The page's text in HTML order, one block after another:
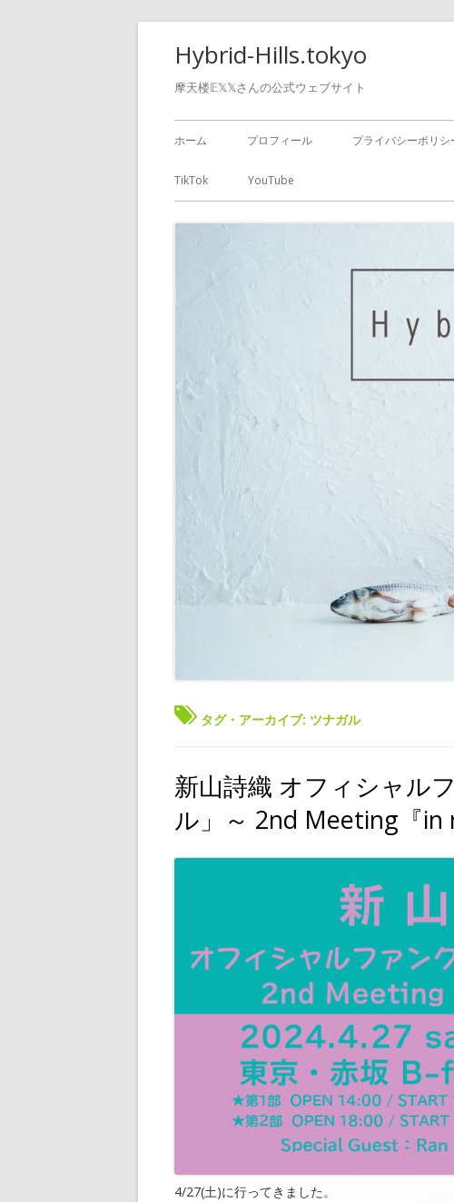
Hybrid-Hills.tokyo
摩天楼𝔼𝕏𝕏さんの公式ウェブサイト
ホーム プロフィール プライバシーポリシ
TikTok YouTube
タグ・アーカイブ: ツナガル
新山詩織 オフィシャル
ル」～ 2nd Meeting『
4/27(土)に行ってきました。